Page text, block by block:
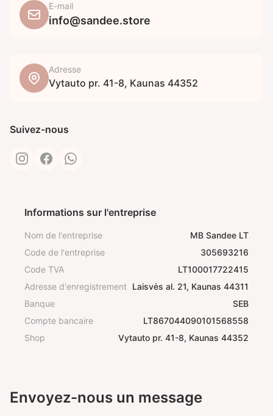
E-mail
info@sandee.store
Adresse
Vytauto pr. 41-8, Kaunas 44352
Suivez-nous
Informations sur l'entreprise
Nom de l'entreprise
MB Sandee LT
Code de l'entreprise
305693216
Code TVA
LT100017722415
Adresse d'enregistrement Laisvės al. 21, Kaunas 44311
Banque
SEB
Compte bancaire
LT867044090101568558
Shop
Vytauto pr. 41-8, Kaunas 44352
Envoyez-nous un message